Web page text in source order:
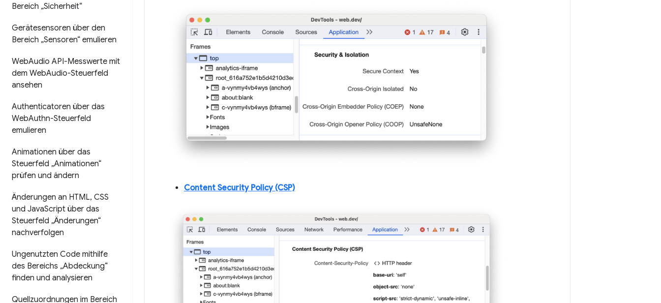
Bereich „Sicherheit“
Gerätesensoren über den
Bereich „Sensoren“ emulieren
WebAudio API-Messwerte mit
dem WebAudio-Steuerfeld
ansehen
Authenticatoren über das
WebAuthn-Steuerfeld
emulieren
Animationen über das
Steuerfeld „Animationen“
prüfen und ändern
Änderungen an HTML, CSS
und JavaScript über das
Steuerfeld „Änderungen“
nachverfolgen
Ungenutzten Code mithilfe
des Bereichs „Abdeckung“
finden und analysieren
Quellzuordnungen im Bereich
Content Security Policy (CSP)